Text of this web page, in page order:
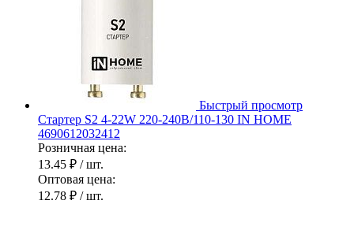
Быстрый просмотр
Стартер S2 4-22W 220-240В/110-130 IN HOME
4690612032412
Розничная цена:
13.45 ₽ / шт.
Оптовая цена:
12.78 ₽ / шт.